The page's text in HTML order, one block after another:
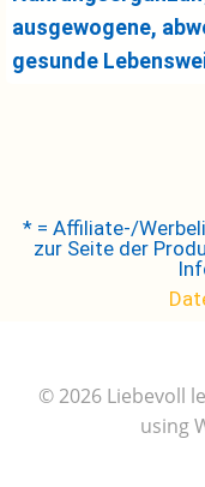
ausgewogene,
gesunde
* = Affiliate-/
zur Seite der
© 2026 Liebevoll
using